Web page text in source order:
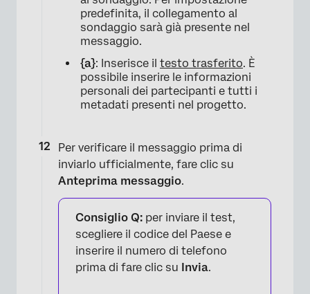
predefinita, il collegamento al
sondaggio sarà già presente nel
messaggio.
{a}: Inserisce il testo trasferito. È
possibile inserire le informazioni
personali dei partecipanti e tutti i
metadati presenti nel progetto.
Per verificare il messaggio prima di
inviarlo ufficialmente, fare clic su
Anteprima messaggio.
Consiglio Q: per inviare il test,
scegliere il codice del Paese e
inserire il numero di telefono
prima di fare clic su Invia.